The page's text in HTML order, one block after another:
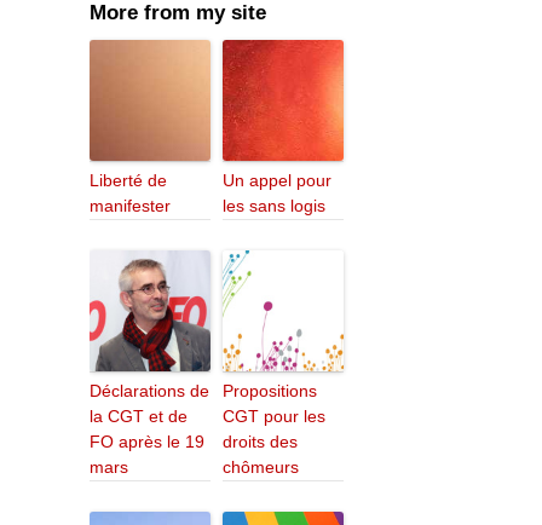
More from my site
Liberté de
manifester
Un appel pour
les sans logis
Déclarations de
la CGT et de
FO après le 19
mars
Propositions
CGT pour les
droits des
chômeurs